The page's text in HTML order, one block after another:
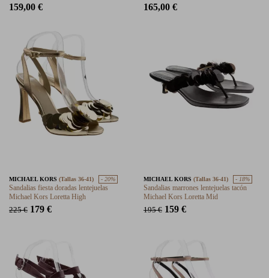
159,00 € 165,00 €
MICHAEL KORS (Tallas 36-41) - 20%
Sandalias fiesta doradas lentejuelas
Michael Kors Loretta High
225 € 179 €
MICHAEL KORS (Tallas 36-41) - 18%
Sandalias marrones lentejuelas tacón
Michael Kors Loretta Mid
195 € 159 €